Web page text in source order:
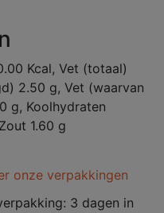
Kcal, Vet (totaal)
2.50 g, Vet (waarvan
g, Koolhydraten
1.60 g
onze verpakkingen
3 dagen in